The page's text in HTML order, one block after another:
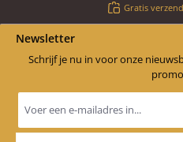
Gratis
Newsletter
Schrijf je nu in voor onze
mailadres